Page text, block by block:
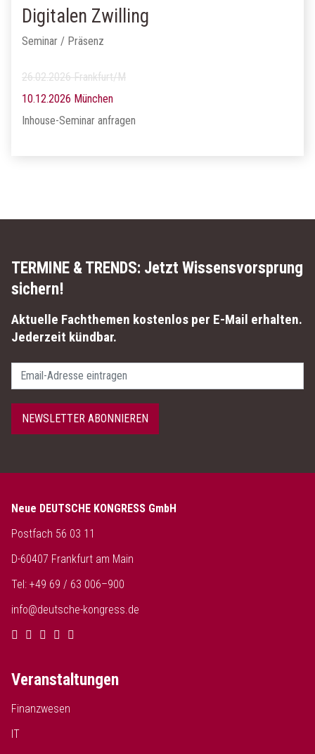
Digitalen Zwilling
Seminar / Präsenz
26.02.2026 Frankfurt/M
10.12.2026 München
Inhouse-Seminar anfragen
TERMINE & TRENDS: Jetzt Wissensvorsprung
sichern!
Aktuelle Fachthemen kostenlos per E-Mail erhalten.
Jederzeit kündbar.
Passwort
NEWSLETTER ABONNIEREN
Neue DEUTSCHE KONGRESS GmbH
Postfach 56 03 11
D-60407 Frankfurt am Main
Tel: +49 69 / 63 006–900
info@deutsche-kongress.de
Veranstaltungen
Finanzwesen
IT